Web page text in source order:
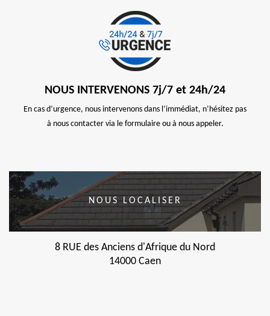
NOUS INTERVENONS 7j/7 et 24h/24
En cas d’urgence, nous intervenons dans l’immédiat, n’hésitez pas
à nous contacter via le formulaire ou à nous appeler.
NOUS LOCALISER
8 RUE des Anciens d'Afrique du Nord
14000 Caen